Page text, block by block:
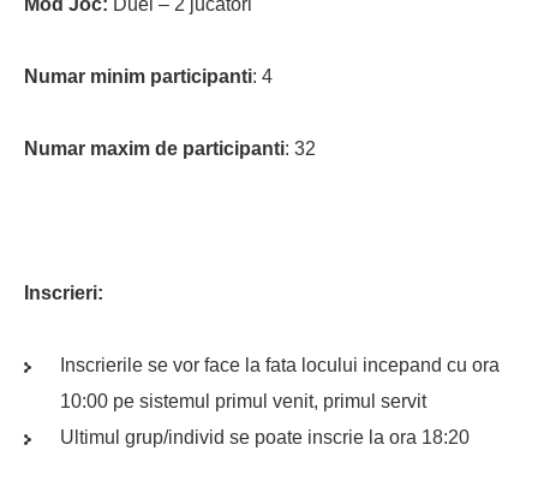
Mod Joc: Duel – 2 jucatori
Numar minim participanti: 4
Numar maxim de participanti: 32
Inscrieri:
Inscrierile se vor face la fata locului incepand cu ora
10:00 pe sistemul primul venit, primul servit
Ultimul grup/individ se poate inscrie la ora 18:20